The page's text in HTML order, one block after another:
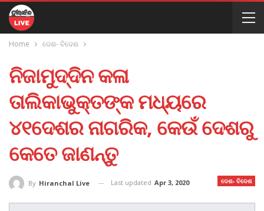
Home ଦେଶ- ବିଦେଶ
ନିଜାମୁଦ୍ଦିନ କଳା
ତାଲିକାଭୁକ୍ତଙ୍କ ମଧ୍ୟରେ
୪୧ଦେଶର ନାଗରିକ, କେଉଁ ଦେଶରୁ
କେତେ ଜାଣନ୍ତୁ
ଦେଶ- ବିଦେଶ
By Hiranchal Live Last updated Apr 3, 2020